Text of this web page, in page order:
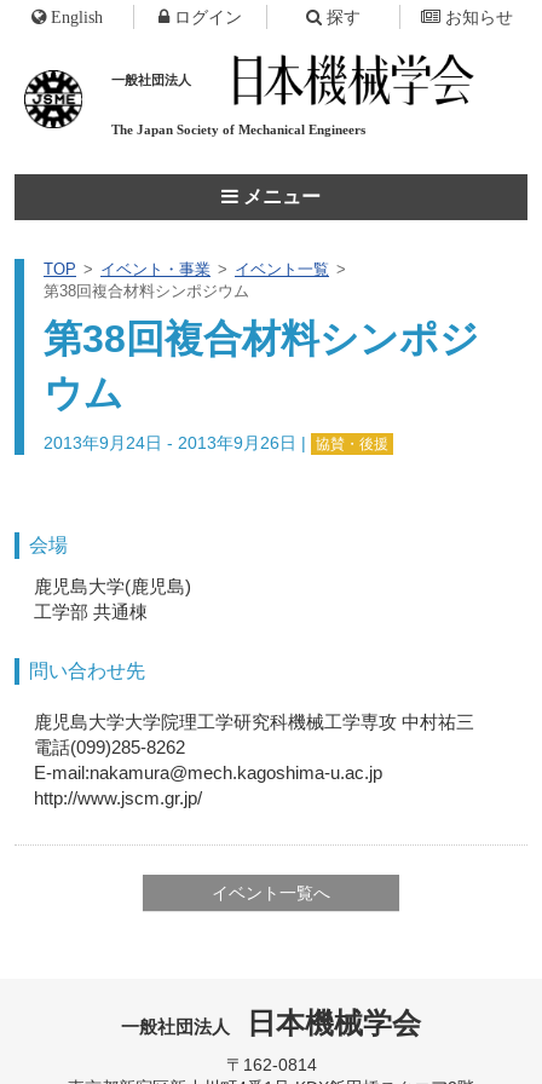
一般社団法人
The Japan Society of Mechanical Engineers
メニュー
English ログイン 探す お知らせ
TOP イベント・事業
イベント一覧
第38回複合材料シンポジウム
第38回複合材料シンポジ
ウム
2013年9月24日 - 2013年9月26日 | 協賛・後援
会場
鹿児島大学(鹿児島)
工学部 共通棟
問い合わせ先
鹿児島大学大学院理工学研究科機械工学専攻 中村祐三
電話(099)285-8262
E-mail:nakamura@mech.kagoshima-u.ac.jp
http://www.jscm.gr.jp/
イベント一覧へ
一般社団法人 日本機械学会
〒162-0814